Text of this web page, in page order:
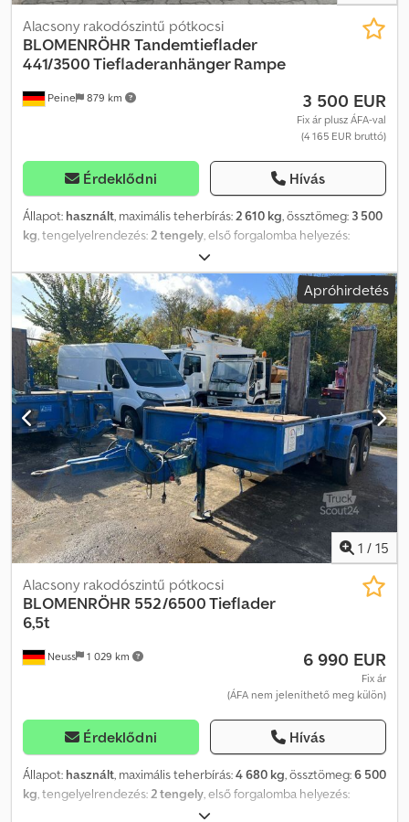
Peine 879 km
Alacsony rakodószintű pótkocsi
BLOMENRÖHR Tandemtieflader
441/3500 Tiefladeranhänger Rampe
3 500 EUR
Fix ár plusz ÁFA-val
(4 165 EUR bruttó)
Érdeklődni Hívás
Állapot: használt, maximális teherbírás:2 610 kg, össztömeg: 3 500
kg, tengelyelrendezés:2 tengely, első forgalomba helyezés:
3 550 mm, rakodótér szélesség:
raktérmagasság:230 mm, rakodótér térfogata:1 m³, *
Magasságban állítható vonószerkezet Dwsdsyl Dx Hjpfx Aldja ----
Felépítmény: mélyágyas utánfutó, fakpadló, rögzítőgyűrűk,
rugóterhelt felhajtó rámpák. Rakodási magasság kb. 550 mm----
Knott tengelyek, elülső támasztókerék. Értékesítés kizárólag
vállalkozások részére. EXPORT ESETÉN CSAK A NETTÓ ÁRAT KELL
FIZETNI !!!!! MINDEN ADAT GARANCIA NÉLKÜL, IDEÉRTVE A
FELSZERELÉST ÉS TARTOZÉKOKAT IS. Minden adásvételi
szerződés, számla, pro forma számla, rendelés, eladási egyeztetés
alapja az ÁSZF-ünk (lásd impresszum).
Apróhirdetés
1 / 15
Neuss 1 029 km
Alacsony rakodószintű pótkocsi
BLOMENRÖHR 552/6500 Tieflader
6,5t
6 990 EUR
Fix ár
(ÁFA nem jeleníthető meg külön)
Érdeklődni Hívás
Állapot: használt, maximális teherbírás:4 680 kg, össztömeg:6 500
kg, tengelyelrendezés:2 tengely, első forgalomba helyezés:
, következő vizsga (TÜV):03/2026